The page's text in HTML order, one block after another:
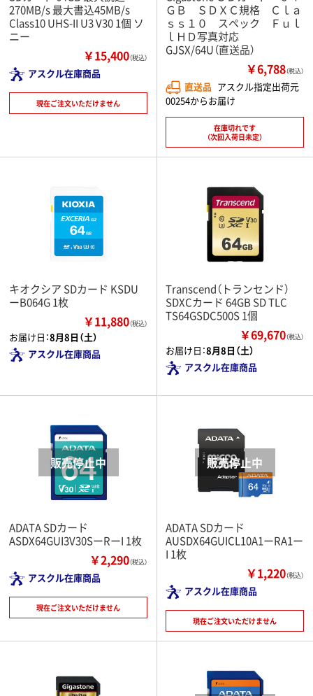
270MB/s 最大書込45MB/s
Class10 UHS-II U3 V30 1個 ソ
ニー
￥15,400（税込）
アスクル在庫商品
現在ご注文いただけません
ＧＢ ＳＤＸＣ規格 Ｃｌａ
ｓｓ１０ スペック Ｆｕｌ
ｌＨＤ写真対応
GJSX/64U（直送品）
￥6,788（税込）
直送品 アスクル指定出荷元
00254からお届け
在庫切れです
（次回入荷日未定）
キオクシア SDカード KSDU
ーB064G 1枚
￥11,880（税込）
お届け日：8月8日（土）
アスクル在庫商品
Transcend（トランセンド）
SDXCカード 64GB SD TLC
TS64GSDC500S 1個
￥69,670（税込）
お届け日：8月8日（土）
アスクル在庫商品
ADATA SDカード
ASDX64GUI3V30SーRーI 1枚
￥2,290（税込）
アスクル在庫商品
現在ご注文いただけません
ADATA SDカード
AUSDX64GUICL10A1ーRA1ー
I 1枚
￥1,220（税込）
アスクル在庫商品
現在ご注文いただけません